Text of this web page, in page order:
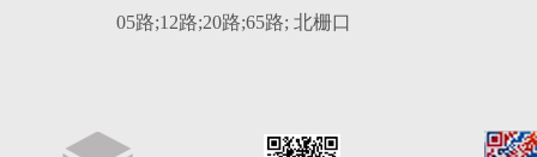
05路;12路;20路;65路; 北栅口